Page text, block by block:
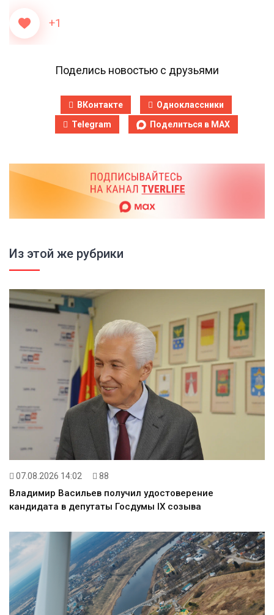
+1
Поделись новостью с друзьями
ВКонтакте
Одноклассники
Telegram
Поделиться в MAX
Из этой же рубрики
07.08.2026 14:02 88
Владимир Васильев получил удостоверение
кандидата в депутаты Госдумы IX созыва